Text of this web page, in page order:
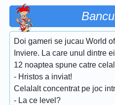
Doi gameri se jucau World
Inviere. La care unul dintre
12 noaptea spune catre
- Hristos a inviat!
Celalalt concentrat pe joc
- La ce level?